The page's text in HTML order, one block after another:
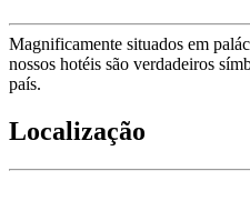
Magnificamente situados em
nossos hotéis são verdadeiros
país.
Localização